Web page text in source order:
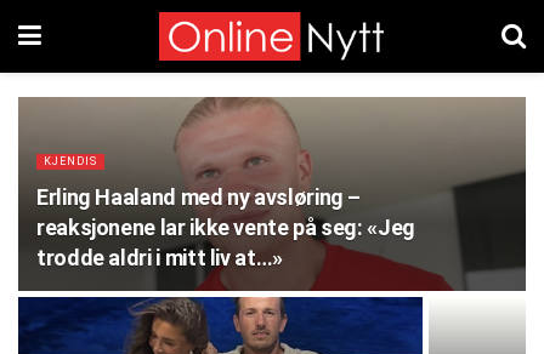
KJENDIS
Erling Haaland med ny avsløring –
reaksjonene lar ikke vente på seg: «Jeg
trodde aldri i mitt liv at…»